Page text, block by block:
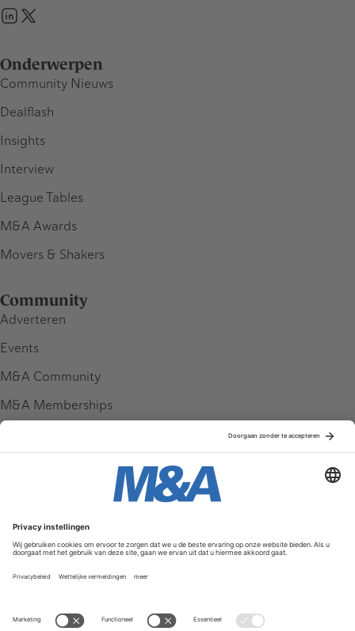
Onderwerpen
Community Nieuws
Dealflash
Insights
Interview
League Tables
M&A Awards
Movers & Shakers
Community
Adverteren
Events
M&A Community
M&A Memberships
Service & Contact
Contact
FAQ
Werken bij ons